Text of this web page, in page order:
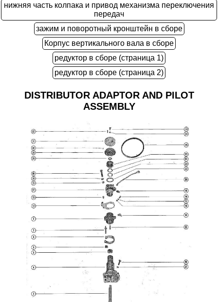
нижняя часть колпака и привод механизма переключения
передач
зажим и поворотный кронштейн в сборе
Корпус вертикального вала в сборе
редуктор в сборе (страница 1)
редуктор в сборе (страница 2)
DISTRIBUTOR ADAPTOR AND PILOT
ASSEMBLY